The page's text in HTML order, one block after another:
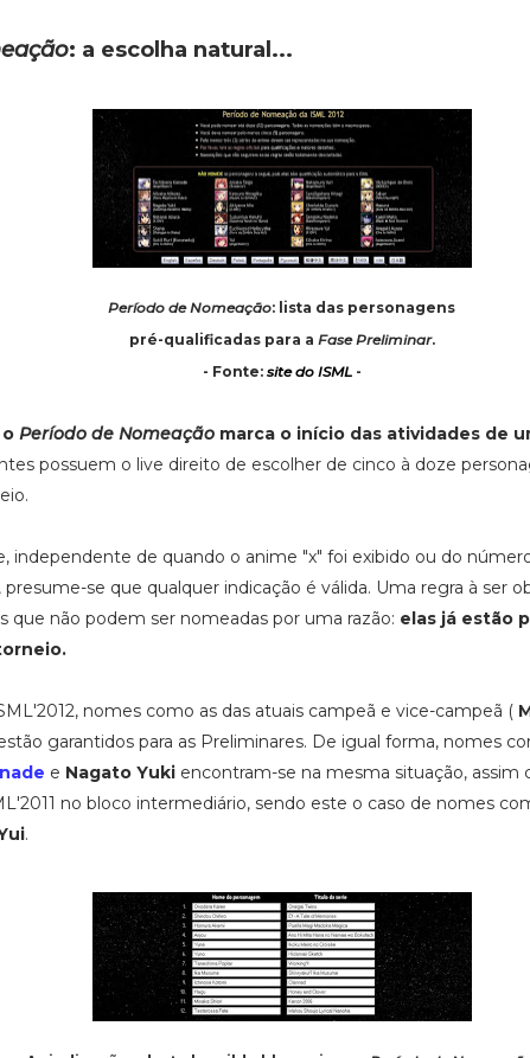
: a escolha natural...
Período de Nomeação: lista das personagens
pré-qualificadas para a Fase Preliminar.
- Fonte: site do ISML-
o Período de Nomeação marca o início das atividades de
possuem o live direito de escolher de cinco à doze
independente de quando o anime "x" foi exibido ou do
se que qualquer indicação é válida. Uma regra à ser
que não podem ser nomeadas por uma razão: elas já estão
nomes como as das atuais campeã e vice-campeã (
garantidos para as Preliminares. De igual forma, nomes
e Nagato Yuki encontram-se na mesma situação, assim
no bloco intermediário, sendo este o caso de nomes
.